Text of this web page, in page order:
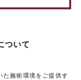
ついて
た施術環境をご提供す